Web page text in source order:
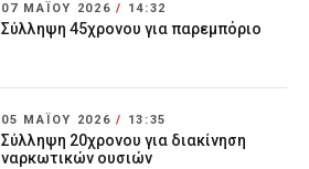
07 ΜΑΪ́ΟΥ 2026/ 14:32
Σύλληψη 45χρονου για παρεμπόριο
05 ΜΑΪ́ΟΥ 2026/ 13:35
Σύλληψη 20χρονου για διακίνηση
ναρκωτικών ουσιών